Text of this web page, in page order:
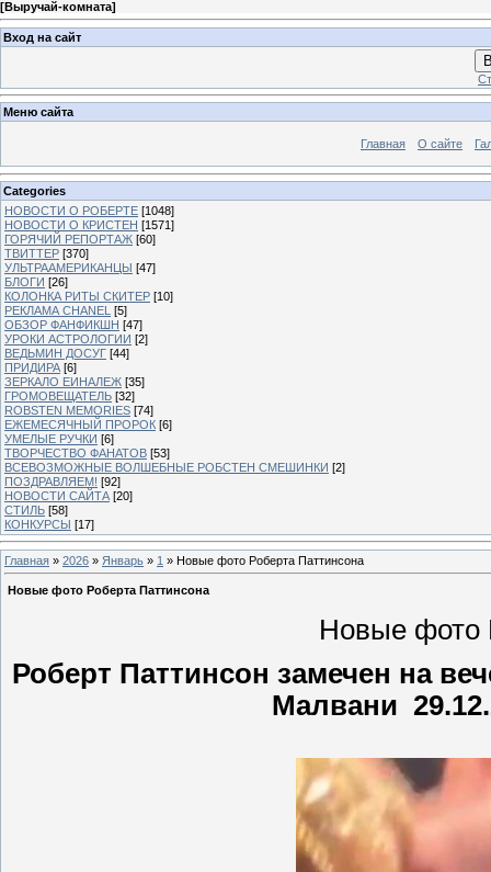
[Выручай-комната]
Вход на сайт
Меню сайта
Главная О сайте
Categories
НОВОСТИ О РОБЕРТЕ [1048]
НОВОСТИ О КРИСТЕН [1571]
ГОРЯЧИЙ РЕПОРТАЖ [60]
ТВИТТЕР [370]
УЛЬТРААМЕРИКАНЦЫ [47]
БЛОГИ [26]
КОЛОНКА РИТЫ СКИТЕР [10]
РЕКЛАМА CHANEL [5]
ОБЗОР ФАНФИКШН [47]
УРОКИ АСТРОЛОГИИ [2]
ВЕДЬМИН ДОСУГ [44]
ПРИДИРА [6]
ЗЕРКАЛО ЕИНАЛЕЖ [35]
ГРОМОВЕЩАТЕЛЬ [32]
ROBSTEN MEMORIES [74]
ЕЖЕМЕСЯЧНЫЙ ПРОРОК [6]
УМЕЛЫЕ РУЧКИ [6]
ТВОРЧЕСТВО ФАНАТОВ [53]
ВСЕВОЗМОЖНЫЕ ВОЛШЕБНЫЕ РОБСТЕН СМЕШИНКИ [2]
ПОЗДРАВЛЯЕМ! [92]
НОВОСТИ САЙТА [20]
СТИЛЬ [58]
КОНКУРСЫ [17]
Главная » 2026 » Январь » 1 » Новые фото Роберта Паттинсона
Новые фото Роберта Паттинсона
Новые фото
Роберт Паттинсон замечен на
Малвани